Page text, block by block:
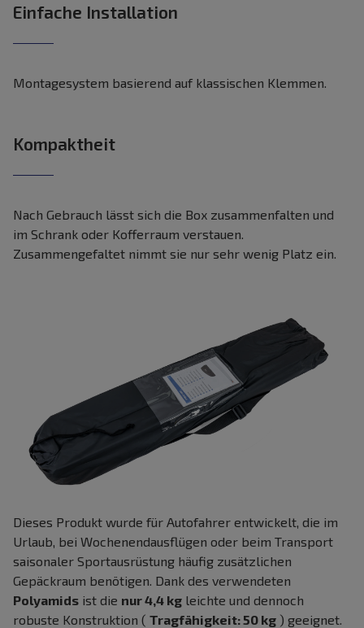
Einfache Installation
Montagesystem basierend auf klassischen Klemmen.
Kompaktheit
Nach Gebrauch lässt sich die Box zusammenfalten und
im Schrank oder Kofferraum verstauen.
Zusammengefaltet nimmt sie nur sehr wenig Platz ein.
Dieses Produkt wurde für Autofahrer entwickelt, die im
Urlaub, bei Wochenendausflügen oder beim Transport
saisonaler Sportausrüstung häufig zusätzlichen
Gepäckraum benötigen. Dank des verwendeten
Polyamids ist die nur 4,4 kg leichte und dennoch
robuste Konstruktion ( Tragfähigkeit: 50 kg ) geeignet.